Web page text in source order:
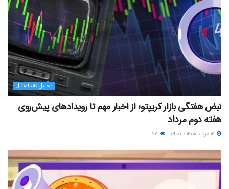
تحلیل فاندامنتال
نبض هفتگی بازار کریپتو؛ از اخبار مهم تا رویدادهای پیش‌روی
هفته دوم مرداد